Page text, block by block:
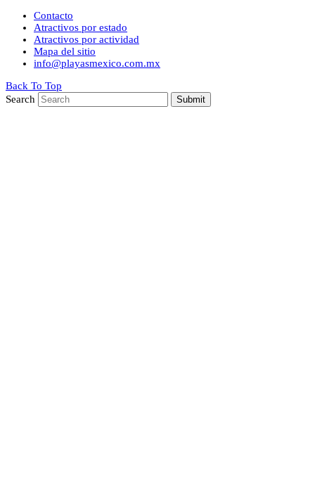
Contacto
Atractivos por estado
Atractivos por actividad
Mapa del sitio
info@playasmexico.com.mx
Back To Top
Search
Submit